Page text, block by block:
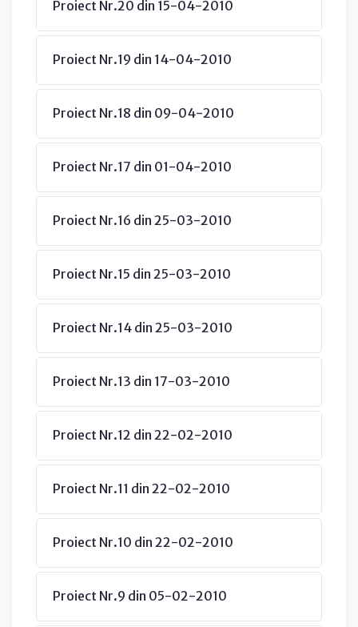
Proiect Nr.20 din 15-04-2010
Proiect Nr.19 din 14-04-2010
Proiect Nr.18 din 09-04-2010
Proiect Nr.17 din 01-04-2010
Proiect Nr.16 din 25-03-2010
Proiect Nr.15 din 25-03-2010
Proiect Nr.14 din 25-03-2010
Proiect Nr.13 din 17-03-2010
Proiect Nr.12 din 22-02-2010
Proiect Nr.11 din 22-02-2010
Proiect Nr.10 din 22-02-2010
Proiect Nr.9 din 05-02-2010